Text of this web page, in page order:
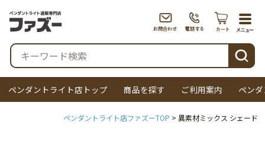
検索
ペンダントライト店トップ 商品を探す ご利用案内 ペン
ペンダントライト店ファズーTOP 異素材ミックス シェード